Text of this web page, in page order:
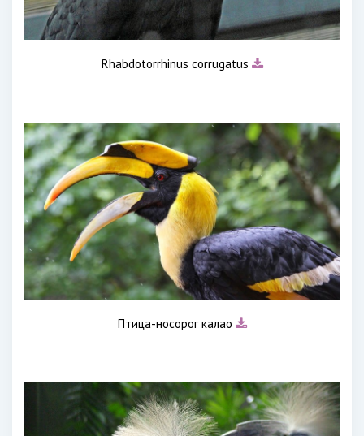
Rhabdotorrhinus corrugatus
Птица-носорог калао